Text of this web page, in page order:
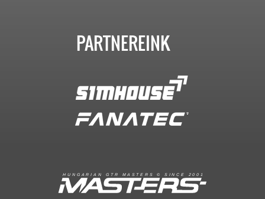
PARTNEREINK
H U N G A R I A N G T R M A S T E R S © S I N C E 2 0 0 1